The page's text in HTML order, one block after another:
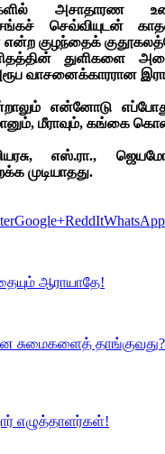
அசாதாரண
சங்கச் செவ்வியுடன்
என்ற குழந்தைக்
துளிகளை
வாசனைக்காரரான
என்னோடு
மீராவும், கங்கை
எஸ்.ரா.,
முடியாதது.
Google+ReddItWhatsApp
ஆராயாதே!
சுமைகளைத் தாங்குவது?
எழுத்தாளர்கள்!